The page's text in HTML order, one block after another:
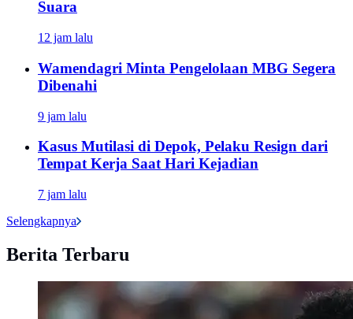
Suara
12 jam lalu
Wamendagri Minta Pengelolaan MBG Segera
Dibenahi
9 jam lalu
Kasus Mutilasi di Depok, Pelaku Resign dari
Tempat Kerja Saat Hari Kejadian
7 jam lalu
Selengkapnya
Berita Terbaru